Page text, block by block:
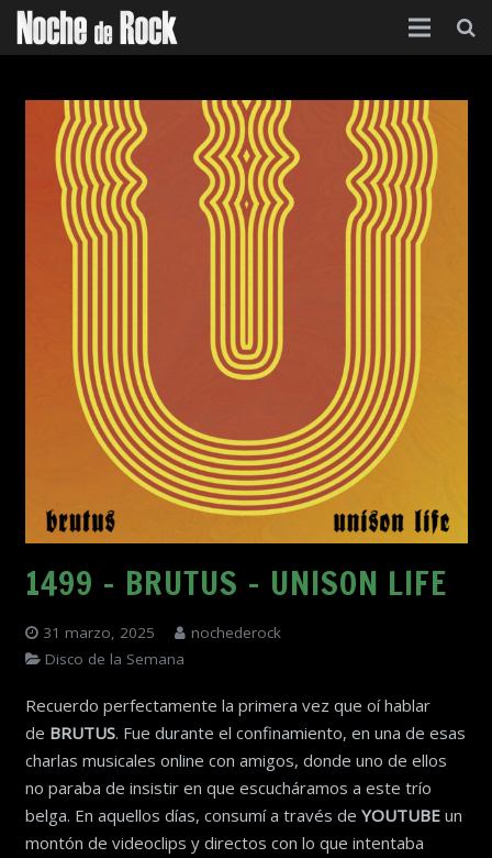
Categorías
Agenda
1499 – BRUTUS – UNISON LIFE
31 marzo, 2025
nochederock
Disco de la Semana
Recuerdo perfectamente la primera vez que oí hablar
de BRUTUS. Fue durante el confinamiento, en una de esas
charlas musicales online con amigos, donde uno de ellos
no paraba de insistir en que escucháramos a este trío
belga. En aquellos días, consumí a través de YOUTUBEun
montón de videoclips y directos con lo que intentaba